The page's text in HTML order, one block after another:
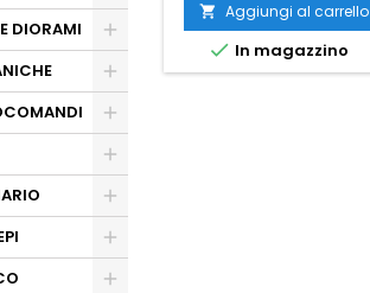
DIORAMI
 Aggiungi al carrello
 In magazzino